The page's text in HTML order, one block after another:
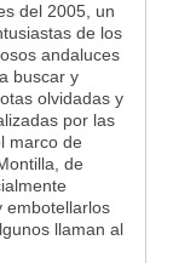
del 2005, un
de los
andaluces
buscar y
olvidadas y
por las
marco de
de
embotellarlos
llaman al